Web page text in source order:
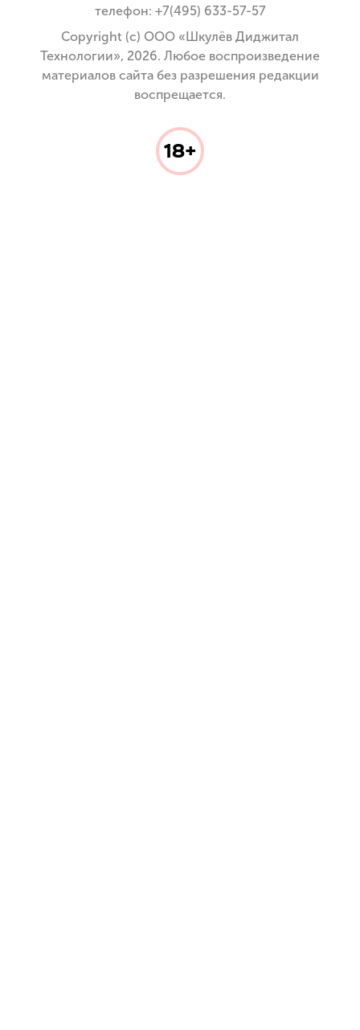
телефон: +7(495) 633-57-57
Copyright (с) ООО «Шкулёв Диджитал
Технологии», 2026. Любое воспроизведение
материалов сайта без разрешения редакции
воспрещается.
18+